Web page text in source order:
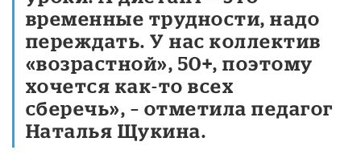
временные трудности, надо
переждать. У нас коллектив
«возрастной», 50+, поэтому
хочется как-то всех
сберечь», – отметила педагог
Наталья Щукина.